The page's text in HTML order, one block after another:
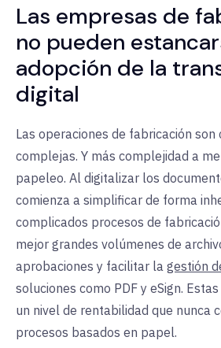
Las empresas de
no pueden
adopción de la
digital
Las operaciones de fabricación son
complejas. Y más complejidad a
papeleo. Al digitalizar los
comienza a simplificar de forma
complicados procesos de
mejor grandes volúmenes de
aprobaciones y facilitar la gestión
soluciones como PDF y eSign.
un nivel de rentabilidad que nunca
procesos basados en papel.